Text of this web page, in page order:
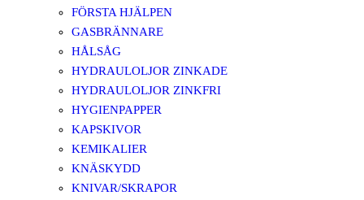
FÖRSTA HJÄLPEN
GASBRÄNNARE
HÅLSÅG
HYDRAULOLJOR ZINKADE
HYDRAULOLJOR ZINKFRI
HYGIENPAPPER
KAPSKIVOR
KEMIKALIER
KNÄSKYDD
KNIVAR/SKRAPOR